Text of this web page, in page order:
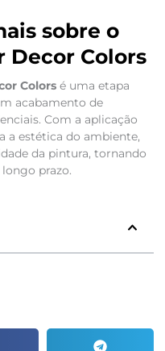
sobre o
Decor Colors
Colorsé uma etapa
acabamento de
Com a aplicação
a estética do ambiente,
da pintura, tornando
prazo.